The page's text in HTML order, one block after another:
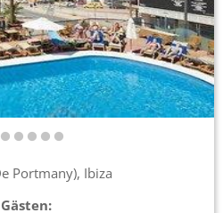
Portmany), Ibiza